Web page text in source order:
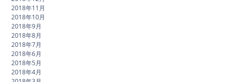
2018年11月
2018年10月
2018年9月
2018年8月
2018年7月
2018年6月
2018年5月
2018年4月